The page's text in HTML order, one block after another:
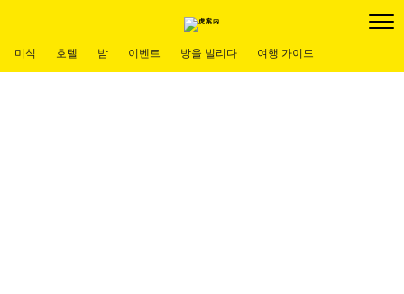
미식 호텔 밤 이벤트 방을 빌리다 여행 가이드